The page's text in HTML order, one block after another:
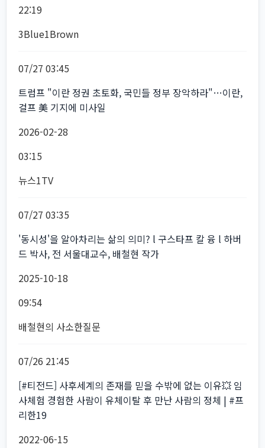
22:19
3Blue1Brown
07/27 03:45
트럼프 "이란 정권 초토화, 국민들 정부 장악하라"…이란,
걸프 美 기지에 미사일
2026-02-28
03:15
뉴스1TV
07/27 03:35
'동시성'을 알아차리는 삶의 의미? l 구스타프 칼 융 l 하버
드 박사, 전 서울대교수, 배철현 작가
2025-10-18
09:54
배철현의 사소한질문
07/26 21:45
[#티전드] 사후세계의 존재를 믿을 수밖에 없는 이유💥 임
사체험 경험한 사람이 유체이탈 후 만난 사람의 정체 | #프
리한19
2022-06-15